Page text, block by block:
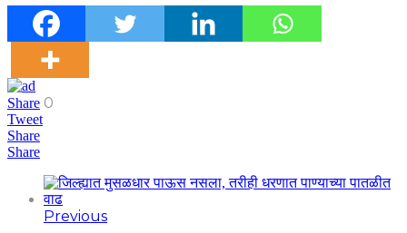
Share 0
Tweet
Share
Share
Previous